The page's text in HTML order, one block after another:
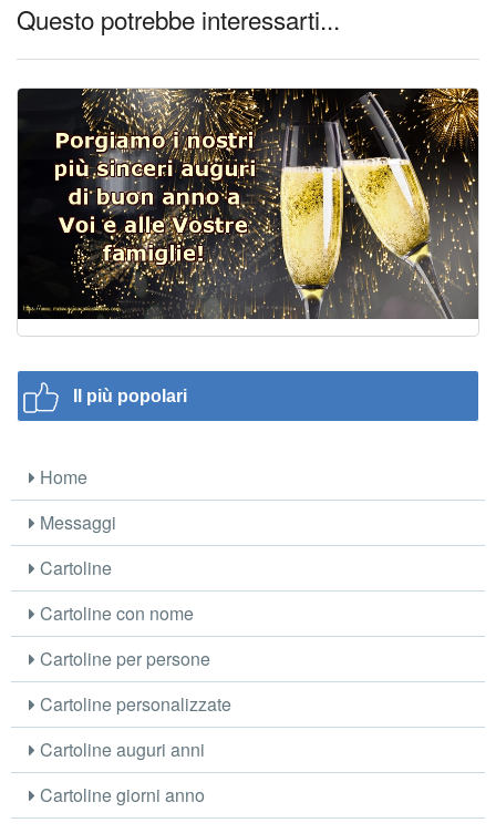
Questo potrebbe interessarti...
Il più popolari
Home
Messaggi
Cartoline
Cartoline con nome
Cartoline per persone
Cartoline personalizzate
Cartoline auguri anni
Cartoline giorni anno